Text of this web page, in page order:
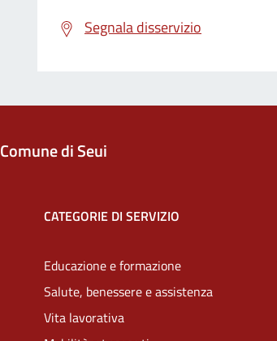
Segnala disservizio
Comune di Seui
CATEGORIE DI SERVIZIO
Educazione e formazione
Salute, benessere e assistenza
Vita lavorativa